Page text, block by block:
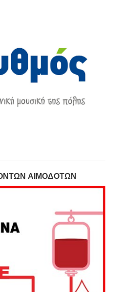
ΑΙΜΟΔΟΤΩΝ